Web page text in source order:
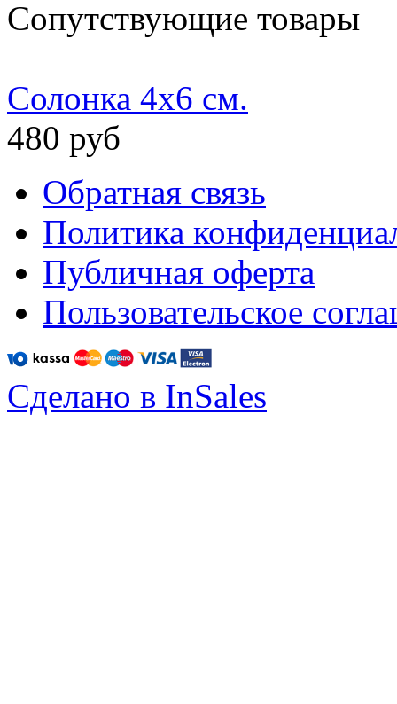
Сопутствующие товары
Солонка 4х6 см.
480 руб
Обратная связь
Политика
Публичная оферта
Пользовательское
Сделано в InSales